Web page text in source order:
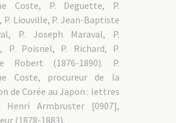
Coste, P. Deguette, P.
P. Liouville, P. Jean-Baptiste
P. Joseph Maraval, P.
P. Poisnel, P. Richard, P.
Robert (1876-1890). P.
Coste, procureur de la
de Corée au Japon : lettres
Henri Armbruster [0907],
(1878-1883).